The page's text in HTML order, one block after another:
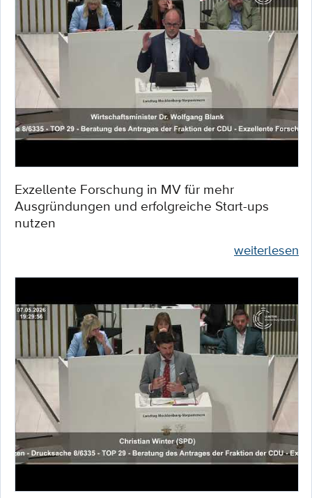
Exzellente Forschung in MV für mehr
Ausgründungen und erfolgreiche Start-ups
nutzen
weiterlesen